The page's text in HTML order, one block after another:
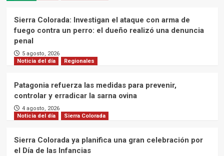
Sierra Colorada: Investigan el ataque con arma de
fuego contra un perro: el dueño realizó una denuncia
penal
5 agosto, 2026
Noticia del día
Regionales
Patagonia refuerza las medidas para prevenir,
controlar y erradicar la sarna ovina
4 agosto, 2026
Noticia del día
Sierra Colorada
Sierra Colorada ya planifica una gran celebración por
el Día de las Infancias